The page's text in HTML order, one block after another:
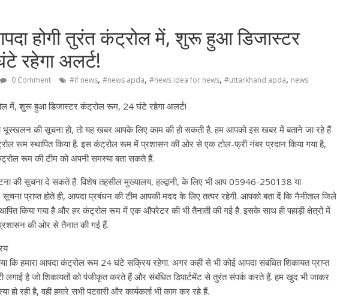
होगी तुरंत कंट्रोल में, शुरू हुआ डिजास्टर
रहेगा अलर्ट!
0 Comment #if news, #news apda, #news idea for news, #uttarkhand apda, news
में, शुरू हुआ डिजास्टर कंट्रोल रूम, 24 घंटे रहेगा अलर्ट!
भूस्खलन की सूचना हो, तो यह खबर आपके लिए काम की हो सकती है. हम आपको इस खबर में बताने जा रहे हैं
रूम स्थापित किया है. इस कंट्रोल रूम में प्रशासन की ओर से एक टोल-फ्री नंबर प्रदान किया गया है,
रूम की टीम को अपनी समस्या बता सकते हैं.
की सूचना दे सकते हैं. विशेष तहसील मुख्यालय, हल्द्वानी, के लिए भी आप 05946-250138 या
प्राप्त होते ही, आपदा प्रबंधन की टीम आपकी मदद के लिए तत्पर रहेगी. आपको बता दें कि नैनीताल जिले
किया गया है और हर कंट्रोल रूम में एक ऑपरेटर की भी तैनाती की गई है. इसके साथ ही पहाड़ी क्षेत्रों में
की ओर से तैनात की गई हैं.
कि हमारा आपदा कंट्रोल रूम 24 घंटे सक्रिय रहेगा. अगर कहीं से भी कोई आपदा संबंधित शिकायत प्राप्त
लगाई है जो शिकायतों को पंजीकृत करते हैं और संबंधित डिपार्टमेंट से तुरंत संपर्क करते हैं. हम खुद भी जाकर
रही है, वही हमारे सभी पटवारी और कार्यकर्ता भी काम कर रहे हैं.